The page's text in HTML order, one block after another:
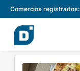
Comercios registrados: